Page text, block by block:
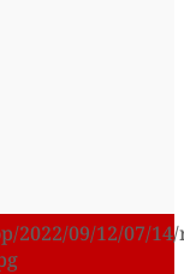
09/12/07/14/